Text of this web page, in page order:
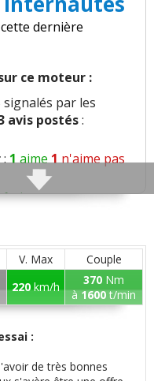
dernière
ce moteur :
signalés par les
avis postés:
:1aime1n'aime pas
1aime
pas
2n'aiment pas
V. Max
Couple
220km/h 370 Nm
à1600t/min
:
de très bonnes